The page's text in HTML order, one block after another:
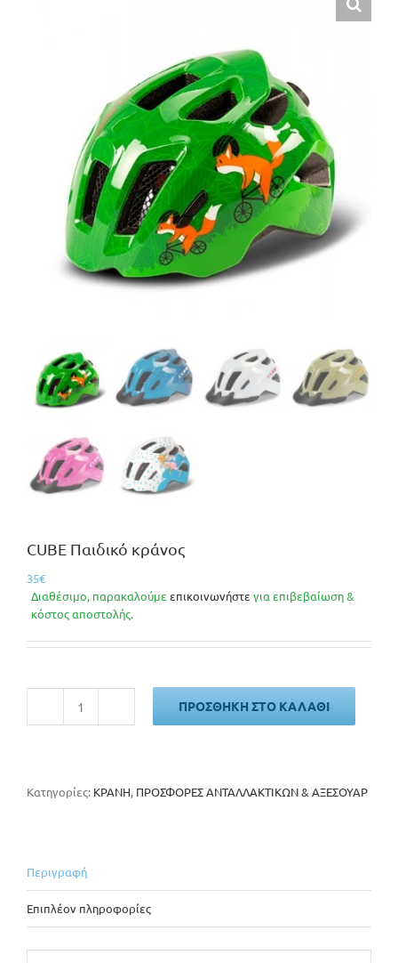
CUBE Παιδικό κράνος
35€
Διαθέσιμο, παρακαλούμε επικοινωνήστε για επιβεβαίωση &
κόστος αποστολής.
CUBE
ΠΡΟΣΘΉΚΗ ΣΤΟ ΚΑΛΆΘΙ
Κατηγορίες: ΚΡΑΝΗ, ΠΡΟΣΦΟΡΕΣ ΑΝΤΑΛΛΑΚΤΙΚΩΝ & ΑΞΕΣΟΥΑΡ
Περιγραφή
Επιπλέον πληροφορίες